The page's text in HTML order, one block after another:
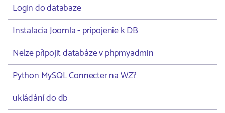
Login do databaze
Instalacia Joomla - pripojenie k DB
Nelze připojit databáze v phpmyadmin
Python MySQL Connecter na WZ?
ukládání do db